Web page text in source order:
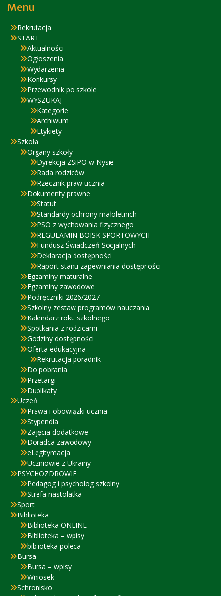
Menu
Rekrutacja
START
Aktualności
Ogłoszenia
Wydarzenia
Konkursy
Przewodnik po szkole
WYSZUKAJ
Kategorie
Archiwum
Etykiety
Szkoła
Organy szkoły
Dyrekcja ZSiPO w Nysie
Rada rodziców
Rzecznik praw ucznia
Dokumenty prawne
Statut
Standardy ochrony małoletnich
PSO z wychowania fizycznego
REGULAMIN BOISK SPORTOWYCH
Fundusz Świadczeń Socjalnych
Deklaracja dostępności
Raport stanu zapewniania dostępności
Egzaminy maturalne
Egzaminy zawodowe
Podręczniki 2026/2027
Szkolny zestaw programów nauczania
Kalendarz roku szkolnego
Spotkania z rodzicami
Godziny dostępności
Oferta edukacyjna
Rekrutacja poradnik
Do pobrania
Przetargi
Duplikaty
Uczeń
Prawa i obowiązki ucznia
Stypendia
Zajęcia dodatkowe
Doradca zawodowy
eLegitymacja
Uczniowie z Ukrainy
PSYCHOZDROWIE
Pedagog i psycholog szkolny
Strefa nastolatka
Sport
Biblioteka
Biblioteka ONLINE
Biblioteka – wpisy
biblioteka poleca
Bursa
Bursa – wpisy
Wniosek
Schronisko